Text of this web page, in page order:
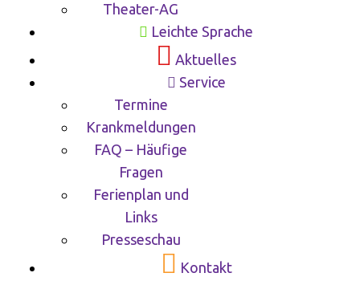
Theater-AG
Leichte Sprache
Aktuelles
Service
Termine
Krankmeldungen
FAQ – Häufige
Fragen
Ferienplan und
Links
Presseschau
Kontakt